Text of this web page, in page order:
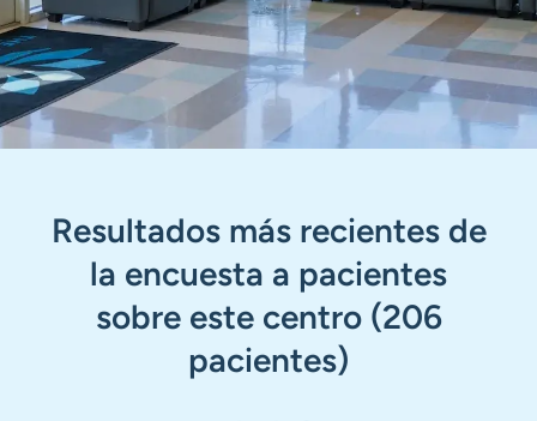
Resultados más recientes de
la encuesta a pacientes
sobre este centro (206
pacientes)